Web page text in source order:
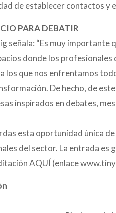
de establecer contactos y
PARA DEBATIR
señala: “Es muy
donde los
los que nos enfrentamos
De hecho, de
inspirados en debates,
esta oportunidad única
del sector. La entrada es
AQUÍ (enlace